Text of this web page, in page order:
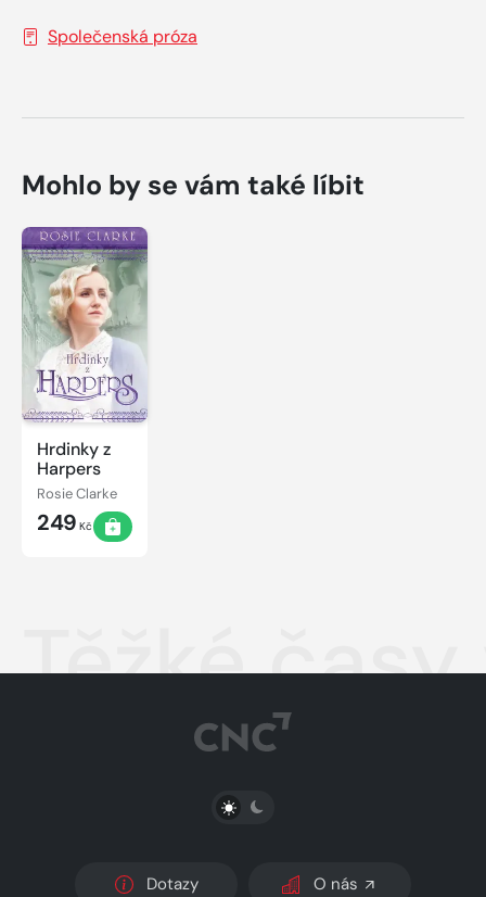
Společenská próza
Mohlo by se vám také líbit
Hrdinky z
Harpers
Rosie Clarke
249 Kč
Těžké
PŘEPNOUT SVĚTLÝ/TMAVÝ REŽIM
Dotazy O nás